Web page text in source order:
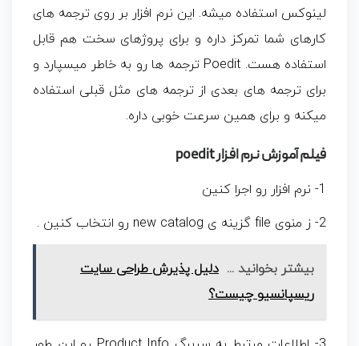
لینوکس استفاده میشه. این نرم افزار بر روی ترجمه های
کارهای شما تمرکز داره و برای پروژهای سخت هم قابل
استفاده هست. Poedit ترجمه ها رو به خاطر میسپارد و
برای ترجمه های بعدی از ترجمه های مثل قبلی استفاده
میکنه و برای همین سرعت خوبی داره.
فیلم آموزش نرم افزار poedit
1- نرم افزار رو اجرا کنین
2- ز منوی file گزینه ی new catalog رو انتخاب کنین .
بیشتر بخوانید ... دلیل پذیرش طراحی سایت
ریسپانسیو چیست؟